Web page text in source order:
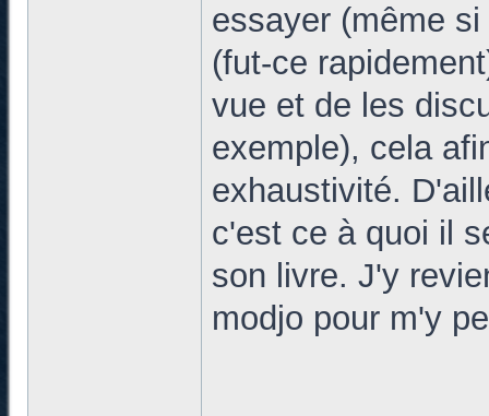
essayer (même
(fut-ce
vue et de les
exemple), cela
exhaustivité.
c'est ce à quoi il
son livre. J'y
modjo pour m'y